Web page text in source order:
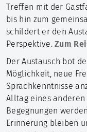
Treffen mit der
bis hin zum
schildert er den
Perspektive.Zum
Der Austausch bot
Möglichkeit, neue
Sprachkenntnisse
Alltag eines anderen
Begegnungen
Erinnerung bleiben